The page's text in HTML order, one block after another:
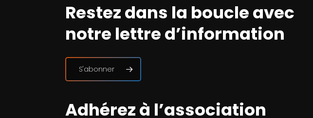
Restez dans la boucle avec
notre lettre d’information
S'abonner
Adhérez à l’association